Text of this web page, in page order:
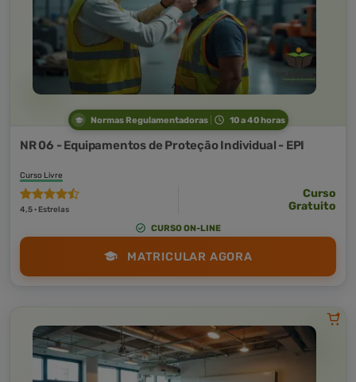
Normas Regulamentadoras 10 a 40 horas
NR 06 - Equipamentos de Proteção Individual - EPI
Curso Livre
4,5 · Estrelas
Curso
Gratuito
CURSO ON-LINE
MATRICULAR AGORA